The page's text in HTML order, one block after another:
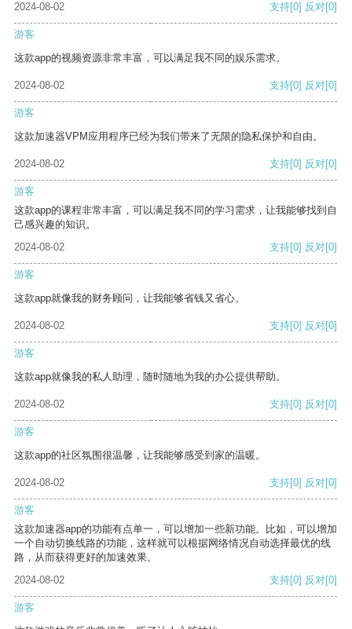
2024-08-02 支持[0] 反对[0]
游客
这款app的视频资源非常丰富，可以满足我不同的娱乐需求。
2024-08-02 支持[0] 反对[0]
游客
这款加速器VPM应用程序已经为我们带来了无限的隐私保护和自由。
2024-08-02 支持[0] 反对[0]
游客
这款app的课程非常丰富，可以满足我不同的学习需求，让我能够找到自
己感兴趣的知识。
2024-08-02
支持[0] 反对[0]
游客
这款app就像我的财务顾问，让我能够省钱又省心。
2024-08-02 支持[0] 反对[0]
游客
这款app就像我的私人助理，随时随地为我的办公提供帮助。
2024-08-02 支持[0] 反对[0]
游客
这款app的社区氛围很温馨，让我能够感受到家的温暖。
2024-08-02 支持[0] 反对[0]
游客
这款加速器app的功能有点单一，可以增加一些新功能。比如，可以增加
一个自动切换线路的功能，这样就可以根据网络情况自动选择最优的线
路，从而获得更好的加速效果。
2024-08-02
支持[0] 反对[0]
游客